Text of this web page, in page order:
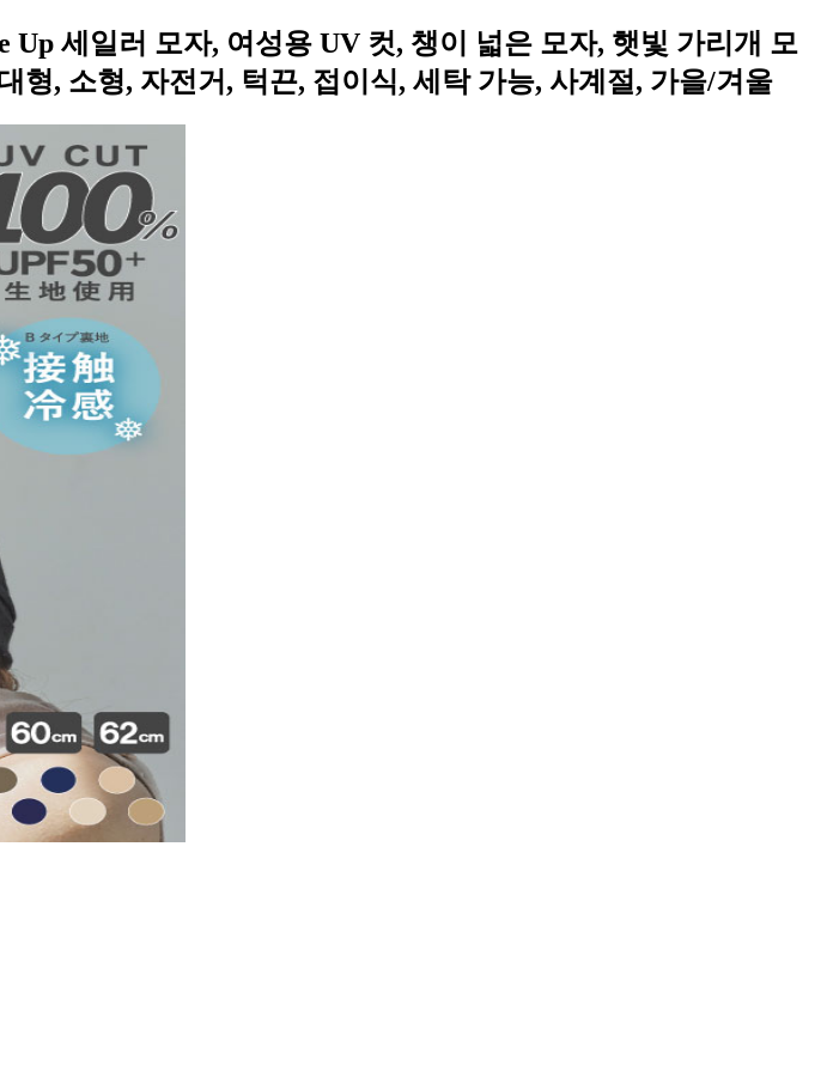
세일러 모자, 여성용 UV 컷, 챙이 넓은 모자, 햇빛 가리개 모
형, 소형, 자전거, 턱끈, 접이식, 세탁 가능, 사계절, 가을/겨울